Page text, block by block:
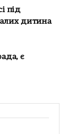
під
дитина
є